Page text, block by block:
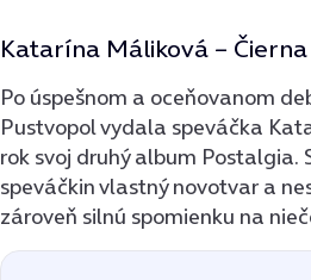
Katarína Máliková –
Po úspešnom a oceňovanom
Pustvopol vydala speváčka
rok svoj druhý album Postalgia.
speváčkin vlastný novotvar a
zároveň silnú spomienku na